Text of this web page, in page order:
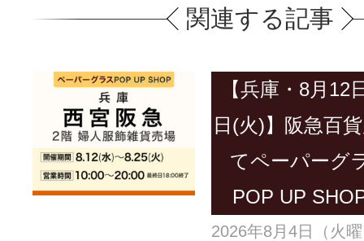
関連する記事
【兵庫・8月12
日(火)】阪急百
てペーパーグ
POP UP
2026年8月4日（火